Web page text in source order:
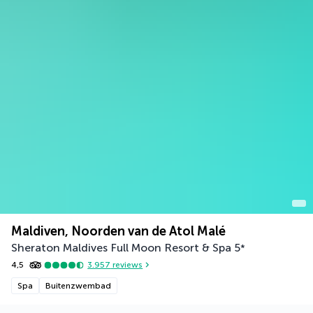
Maldiven, Noorden van de Atol Malé
Sheraton Maldives Full Moon Resort & Spa 5*
4,5 3.957 reviews
Spa Buitenzwembad